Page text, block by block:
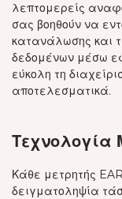
λεπτομερείς
σας βοηθούν να
κατανάλωσης και
δεδομένων μέσω
εύκολη τη
αποτελεσματικά.
Τεχνολογία
Κάθε μετρητής
δειγματοληψία